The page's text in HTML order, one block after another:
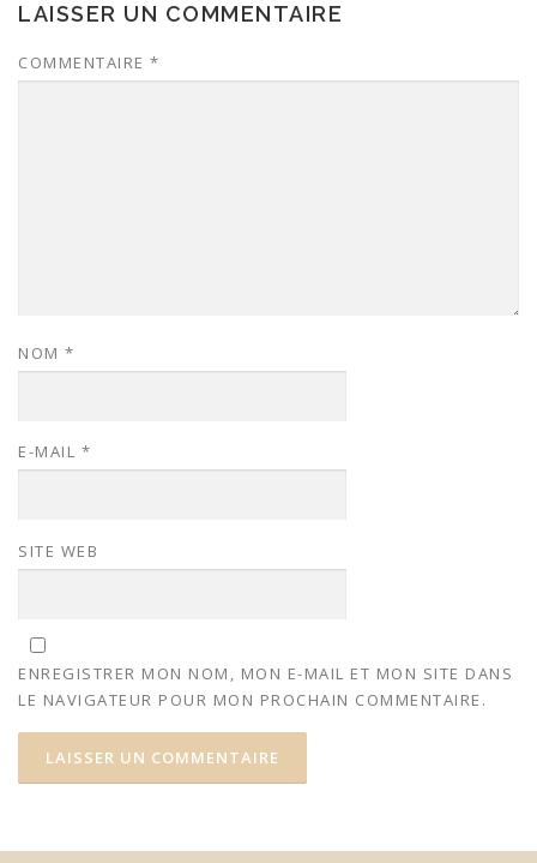
LAISSER UN COMMENTAIRE
COMMENTAIRE *
NOM *
E-MAIL *
SITE WEB
ENREGISTRER MON NOM, MON E-MAIL ET MON SITE DANS
LE NAVIGATEUR POUR MON PROCHAIN COMMENTAIRE.